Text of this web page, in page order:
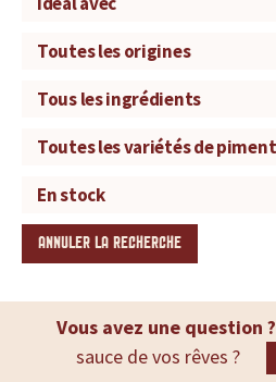
ANNULER LA RECHERCHE
Vous avez une question ?
sauce de vos rêves ?